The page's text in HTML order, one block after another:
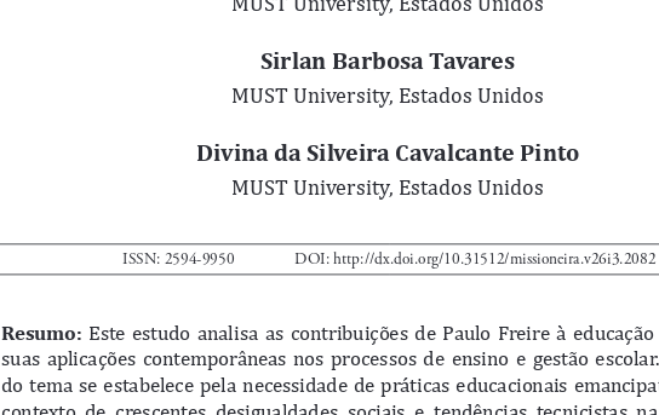
Sirlan Barbosa Tavares
MUST University, Estados Unidos
Divina da Silveira Cavalcante Pinto
MUST University, Estados Unidos
ISSN: 2594-9950 DOI: http://dx.doi.org/10.31512/missioneira.v26i3.2082
Resumo: Este  estudo  analisa  as  contribuições  de  Paulo  Freire  à
suas  aplicações  contemporâneas  nos  processos  de  ensino  e  gestão
do  tema  se  estabelece  pela  necessidade  de  práticas  educacionais
contexto  de  crescentes  desigualdades  sociais  e  tendências  tecnicistas  na